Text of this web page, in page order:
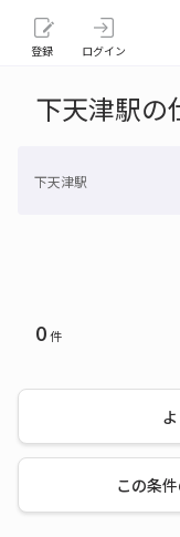
登録 ログイン
下天津駅の
下天津駅
0件
この条